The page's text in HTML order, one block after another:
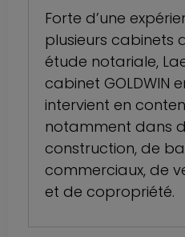
Forte d’une
plusieurs cabinets
étude notariale,
cabinet GOLDWIN
intervient en
notamment dans
construction, de
commerciaux, de
et de copropriété.